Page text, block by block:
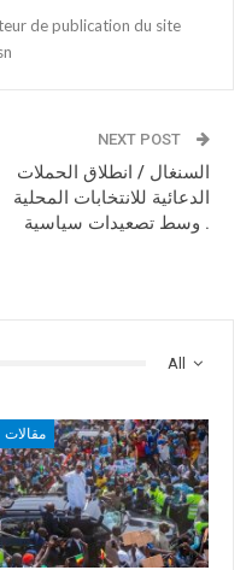
de publication du site
NEXT POST
السنغال / انطلاق الحملات
الدعائية للانتخابات المحلية
وسط تصعيدات سياسية .
All
مقالات